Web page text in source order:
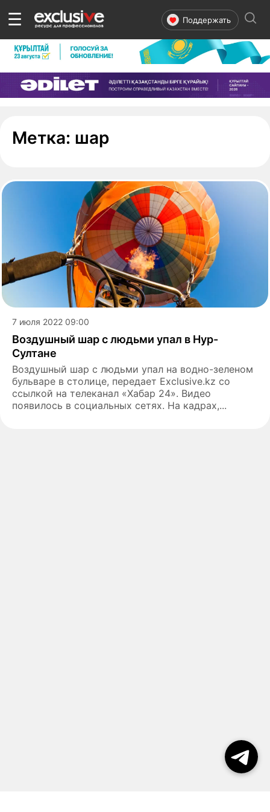
☰ Поддержать
Метка: шар- страница 1
7 июля 2022 09:00
Воздушный шар с людьми упал в Нур-
Султане
Воздушный шар с людьми упал на водно-зеленом
бульваре в столице, передает Exclusive.kz со
ссылкой на телеканал «Хабар 24». Видео
появилось в социальных сетях. На кадрах,...